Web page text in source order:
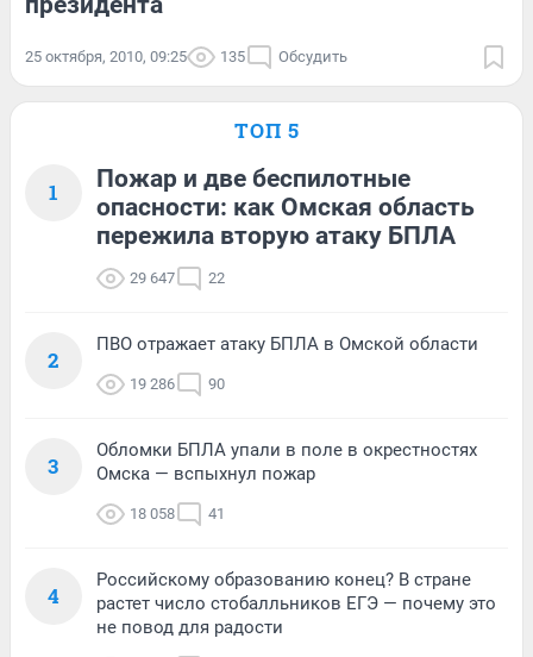
25 октября, 2010, 09:25 135 Обсудить
ТОП 5
1
Пожар и две беспилотные
опасности: как Омская область
пережила вторую атаку БПЛА
29 647 22
2
ПВО отражает атаку БПЛА в Омской области
19 286 90
3
Обломки БПЛА упали в поле в окрестностях
Омска — вспыхнул пожар
18 058 41
4
Российскому образованию конец? В стране
растет число стобалльников ЕГЭ — почему это
не повод для радости